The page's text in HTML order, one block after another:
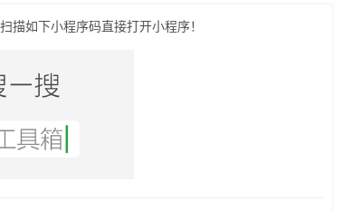
描如下小程序码直接打开小程序！